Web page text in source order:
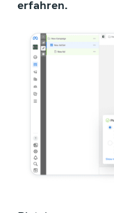
erfahren.